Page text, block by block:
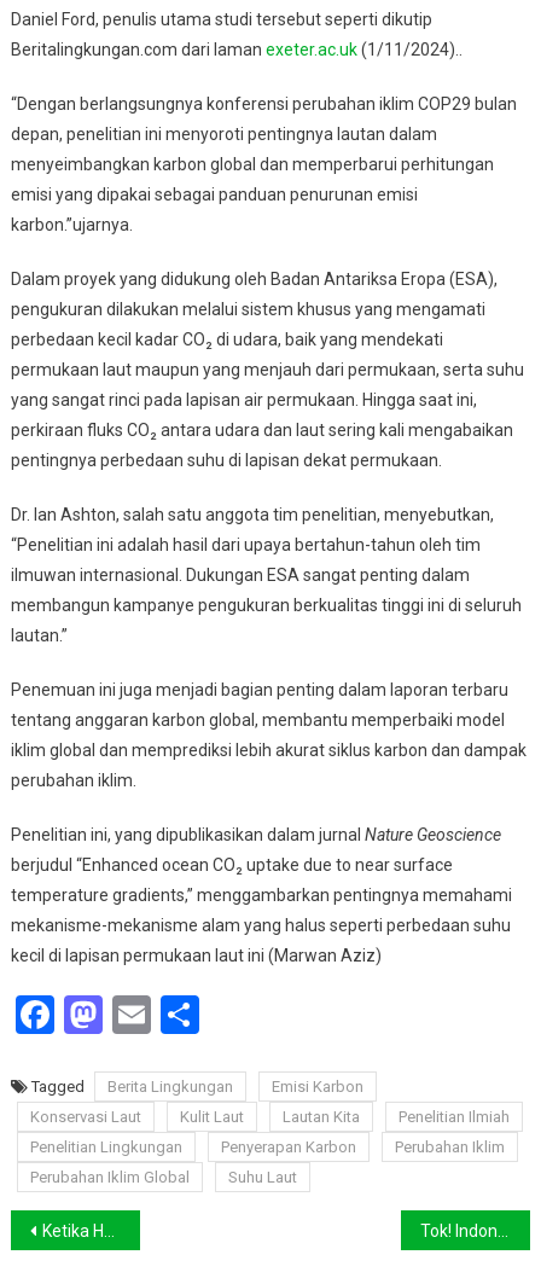
Daniel Ford, penulis utama studi tersebut seperti dikutip
Beritalingkungan.com dari laman exeter.ac.uk(1/11/2024)..
“Dengan berlangsungnya konferensi perubahan iklim COP29 bulan
depan, penelitian ini menyoroti pentingnya lautan dalam
menyeimbangkan karbon global dan memperbarui perhitungan
emisi yang dipakai sebagai panduan penurunan emisi
karbon.”ujarnya.
Dalam proyek yang didukung oleh Badan Antariksa Eropa (ESA),
pengukuran dilakukan melalui sistem khusus yang mengamati
perbedaan kecil kadar CO₂ di udara, baik yang mendekati
permukaan laut maupun yang menjauh dari permukaan, serta suhu
yang sangat rinci pada lapisan air permukaan. Hingga saat ini,
perkiraan fluks CO₂ antara udara dan laut sering kali mengabaikan
pentingnya perbedaan suhu di lapisan dekat permukaan.
Dr. Ian Ashton, salah satu anggota tim penelitian, menyebutkan,
“Penelitian ini adalah hasil dari upaya bertahun-tahun oleh tim
ilmuwan internasional. Dukungan ESA sangat penting dalam
membangun kampanye pengukuran berkualitas tinggi ini di seluruh
lautan.”
Penemuan ini juga menjadi bagian penting dalam laporan terbaru
tentang anggaran karbon global, membantu memperbaiki model
iklim global dan memprediksi lebih akurat siklus karbon dan dampak
perubahan iklim.
Penelitian ini, yang dipublikasikan dalam jurnal Nature Geoscience
berjudul “Enhanced ocean CO₂ uptake due to near surface
temperature gradients,” menggambarkan pentingnya memahami
mekanisme-mekanisme alam yang halus seperti perbedaan suhu
kecil di lapisan permukaan laut ini (Marwan Aziz)
Facebook
Mastodon
EmailShare
Tagged Berita Lingkungan
Emisi Karbon
Konservasi Laut
Kulit Laut Lautan Kita
Penelitian Ilmiah
Penelitian Lingkungan
Penyerapan Karbon
Perubahan Iklim
Perubahan Iklim Global
Suhu Laut
Navigasi
Ketika Hutan Jadi Rumah dan Apotek, Pesan dari Masyarakat Adat Kalimantan di COP16